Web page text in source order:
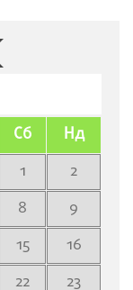
Сб Нд
1
2
8
9
15
16
22
23